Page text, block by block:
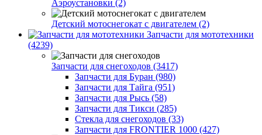
Аэроустановки (2)
Детский мотоснегокат с двигателем (2)
Запчасти для мототехники
(4239)
Запчасти для снегоходов (3417)
Запчасти для Буран (980)
Запчасти для Тайга (951)
Запчасти для Рысь (58)
Запчасти для Тикси (285)
Стекла для снегоходов (33)
Запчасти для FRONTIER 1000 (427)